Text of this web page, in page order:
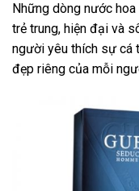
Những dòng nước
trẻ trung, hiện đại và
người yêu thích sự cá
đẹp riêng của mỗi